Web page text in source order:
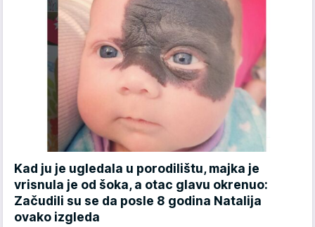
Kad ju je ugledala u porodilištu, majka je
vrisnula je od šoka, a otac glavu okrenuo:
Začudili su se da posle 8 godina Natalija
ovako izgleda